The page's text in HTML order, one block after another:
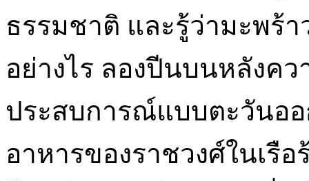
ธรรมชาติ และรู้ว่ามะพร้
อย่างไร ลองปีนบนหลังค
ประสบการณ์แบบตะวันออ
อาหารของราชวงศ์ในเรื